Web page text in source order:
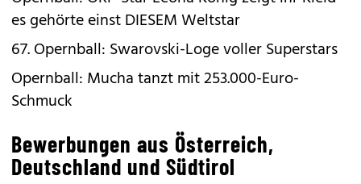
es gehörte einst DIESEM Weltstar
67. Opernball: Swarovski-Loge voller Superstars
Opernball: Mucha tanzt mit 253.000-Euro-
Schmuck
Bewerbungen aus Österreich,
Deutschland und Südtirol